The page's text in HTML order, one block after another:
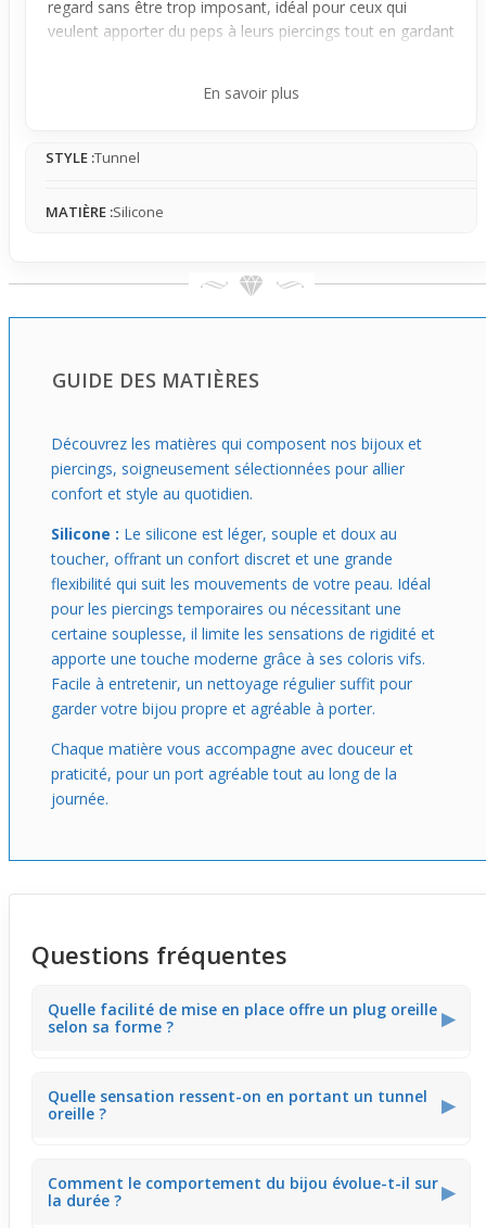
regard sans être trop imposant, idéal pour ceux qui
veulent apporter du peps à leurs piercings tout en gardant
Son design original combine un mélange harmonieux de
bords légèrement plus larges assurent un maintien doux
silicone flexible facilite la mise en place et le port
qui ne passe pas inaperçue, ce tunnel flexible est fait pour
collection de piercings selon tes envies.
En savoir plus
STYLE :Tunnel
MATIÈRE :Silicone
GUIDE DES MATIÈRES
Découvrez les matières qui composent nos bijoux et
piercings, soigneusement sélectionnées pour allier
confort et style au quotidien.
Silicone : Le silicone est léger, souple et doux au
toucher, offrant un confort discret et une grande
flexibilité qui suit les mouvements de votre peau. Idéal
pour les piercings temporaires ou nécessitant une
certaine souplesse, il limite les sensations de rigidité et
apporte une touche moderne grâce à ses coloris vifs.
Facile à entretenir, un nettoyage régulier suffit pour
garder votre bijou propre et agréable à porter.
Chaque matière vous accompagne avec douceur et
praticité, pour un port agréable tout au long de la
journée.
Questions fréquentes
Quelle facilité de mise en place offre un plug oreille
selon sa forme ?
▶
bords évasés se positionnent aisément, tandis que les
tunnels rigides nécessitent un ajustement précis pour un
Quelle sensation ressent-on en portant un tunnel
oreille ?
▶
confortable, la rigidité ou la souplesse du matériau
influençant directement le confort prolongé.
Comment le comportement du bijou évolue-t-il sur
la durée ?
▶